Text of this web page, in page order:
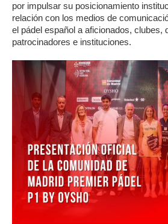
por impulsar su posicionamiento
relación con los medios de
el pádel español a aficionados, clubes,
patrocinadores e instituciones.